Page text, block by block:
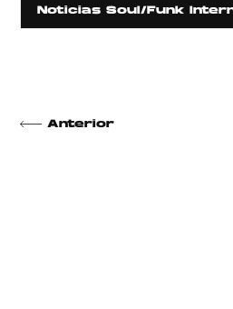
Noticias Soul/Funk
Anterior